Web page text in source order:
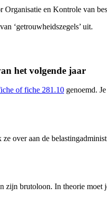
en Kontrole van
‘getrouwheidszegels’ uit.
het volgende jaar
of fiche 281.10 genoemd.
over aan de
brutoloon. In theorie moet